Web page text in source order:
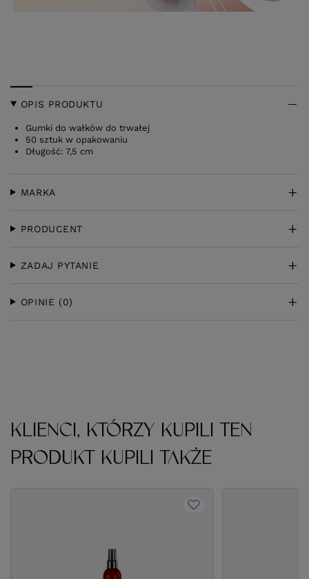
OPIS PRODUKTU
Gumki do wałków do trwałej
50 sztuk w opakowaniu
Długość: 7,5 cm
MARKA
PRODUCENT
ZADAJ PYTANIE
OPINIE (0)
KLIENCI, KTÓRZY KUPILI TEN
PRODUKT KUPILI TAKŻE